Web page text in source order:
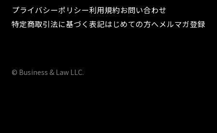
プライバシーポリシー利用規約お問い合わせ
特定商取引法に基づく表記はじめての方へメルマガ登録
© Business & Law LLC.